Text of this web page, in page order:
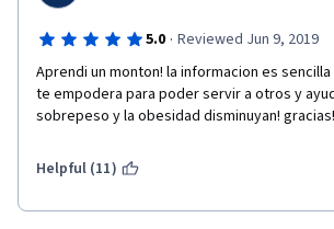
5.0 · Reviewed Jun 9, 2019
Aprendi un monton! la informacion es
te empodera para poder servir a otros y
sobrepeso y la obesidad disminuyan!
Helpful (11)